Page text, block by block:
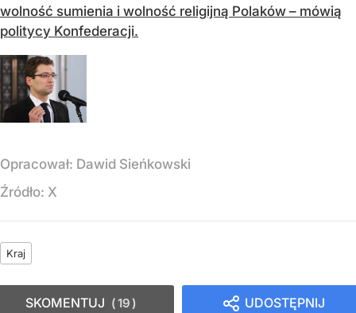
wolność sumienia i wolność religijną Polaków – mówią
politycy Konfederacji.
Opracował: Dawid Sieńkowski
Źródło: X
Kraj
UDOSTĘPNIJ
SKOMENTUJ 19